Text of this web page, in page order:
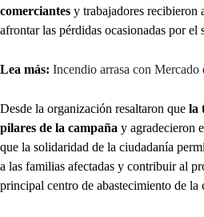
comerciantes y trabajadores recibieron
afrontar las pérdidas ocasionadas por el
Lea más: Incendio arrasa con Mercado
Desde la organización resaltaron que la
pilares de la campaña y agradecieron
que la solidaridad de la ciudadanía
a las familias afectadas y contribuir al
principal centro de abastecimiento de la